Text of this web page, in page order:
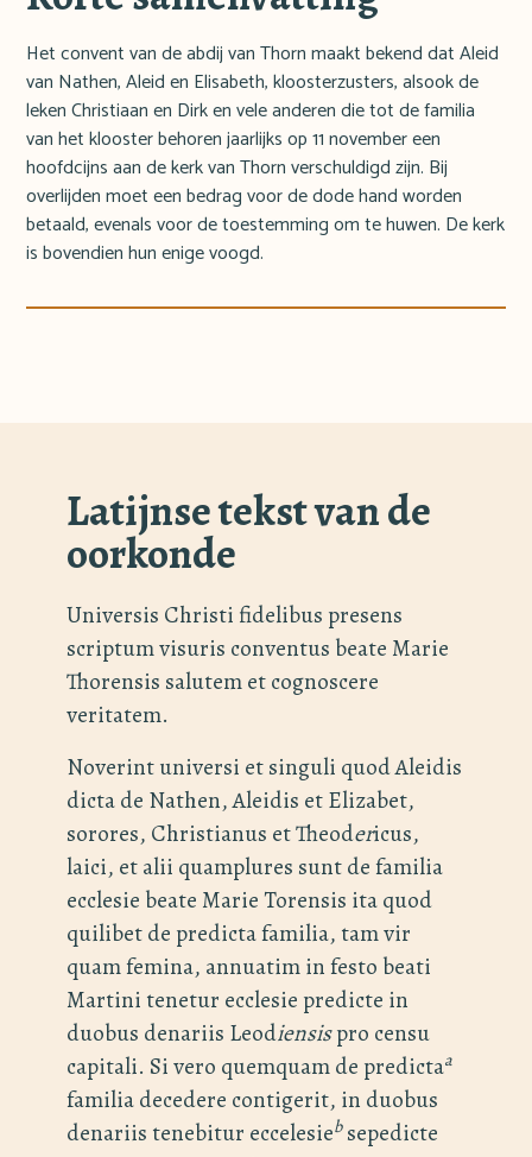
Het convent van de abdij van Thorn maakt bekend dat Aleid
van Nathen, Aleid en Elisabeth, kloosterzusters, alsook de
leken Christiaan en Dirk en vele anderen die tot de familia
van het klooster behoren jaarlijks op 11 november een
hoofdcijns aan de kerk van Thorn verschuldigd zijn. Bij
overlijden moet een bedrag voor de dode hand worden
betaald, evenals voor de toestemming om te huwen. De kerk
is bovendien hun enige voogd.
Latijnse tekst van de
oorkonde
Universis Christi fidelibus presens
scriptum visuris conventus beate Marie
Thorensis salutem et cognoscere
veritatem.
Noverint universi et singuli quod Aleidis
dicta de Nathen, Aleidis et Elizabet,
sorores, Christianus et Theodericus,
laici, et alii quamplures sunt de familia
ecclesie beate Marie Torensis ita quod
quilibet de predicta familia, tam vir
quam femina, annuatim in festo beati
Martini tenetur ecclesie predicte in
duobus denariis Leodiensispro censu
capitali. Si vero quemquam de predictaa
familia decedere contigerit, in duobus
denariis tenebitur eccelesiebsepedicte